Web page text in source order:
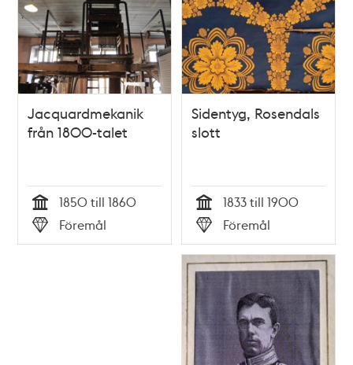
Jacquardmekanik
från 1800-talet
Tid
1850 till 1860
Typ
Föremål
Sidentyg, Rosendals
slott
Tid
1833 till 1900
Typ
Föremål